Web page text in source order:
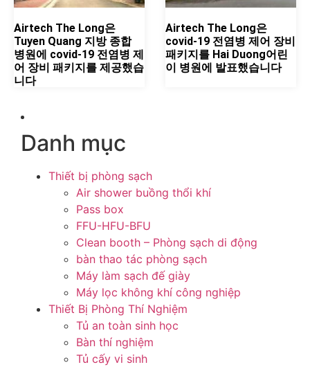
Airtech The Long은
Tuyen Quang 지방 종합
병원에 covid-19 전염병 제
어 장비 패키지를 제공했습
니다
Airtech The Long은
covid-19 전염병 제어 장비
패키지를 Hai Duong어린
이 병원에 발표했습니다
Danh mục
Thiết bị phòng sạch
Air shower buồng thổi khí
Pass box
FFU-HFU-BFU
Clean booth – Phòng sạch di động
bàn thao tác phòng sạch
Máy làm sạch đế giày
Máy lọc không khí công nghiệp
Thiết Bị Phòng Thí Nghiệm
Tủ an toàn sinh học
Bàn thí nghiệm
Tủ cấy vi sinh